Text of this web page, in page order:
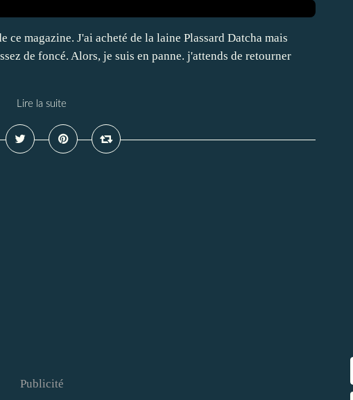
magazine. J'ai acheté de la laine Plassard Datcha mais
de foncé. Alors, je suis en panne. j'attends de retourner
Lire la suite
Publicité